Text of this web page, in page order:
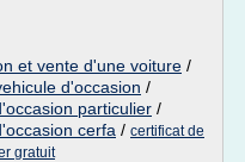
et vente d'une voiture /
d'occasion /
particulier /
cerfa / certificat de
gratuit